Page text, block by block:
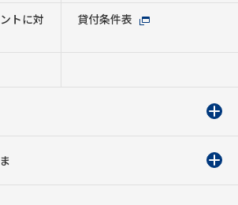
トに対
貸付条件表